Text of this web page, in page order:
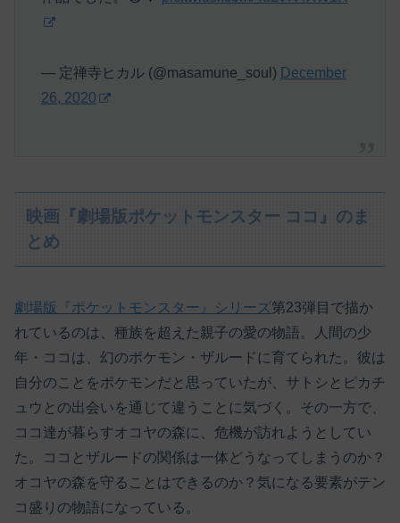
— 定禅寺ヒカル (@masamune_soul) December
26, 2020
映画『劇場版ポケットモンスター ココ』のま
とめ
劇場版『ポケットモンスター』シリーズ第23弾目で描か
れているのは、種族を超えた親子の愛の物語。人間の少
年・ココは、幻のポケモン・ザルードに育てられた。彼は
自分のことをポケモンだと思っていたが、サトシとピカチ
ュウとの出会いを通じて違うことに気づく。その一方で、
ココ達が暮らすオコヤの森に、危機が訪れようとしてい
た。ココとザルードの関係は一体どうなってしまうのか？
オコヤの森を守ることはできるのか？気になる要素がテン
コ盛りの物語になっている。